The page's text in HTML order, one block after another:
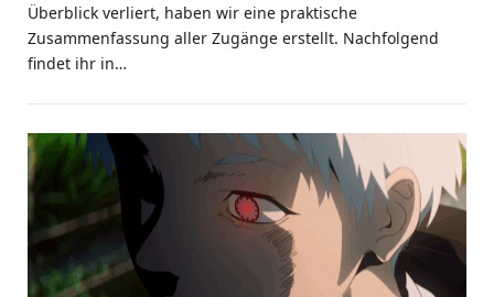
Überblick verliert, haben wir eine praktische
Zusammenfassung aller Zugänge erstellt. Nachfolgend
findet ihr in…